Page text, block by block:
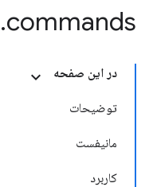
.commands
در این صفحه
توضیحات
مانیفست
کاربرد